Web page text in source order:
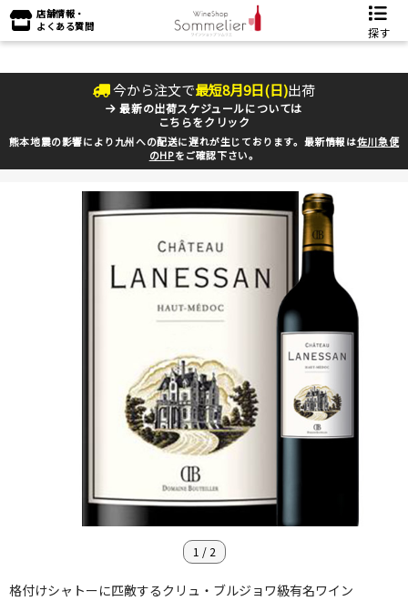
店舗情報・
よくある質問
探す
今から注文で最短8月9日(日)出荷
最新の出荷スケジュールについては
こちらをクリック
熊本地震の影響により九州への配送に遅れが生じております。最新情報は佐川急便
のHPをご確認下さい。
1 / 2
格付けシャトーに匹敵するクリュ・ブルジョワ級有名ワイン